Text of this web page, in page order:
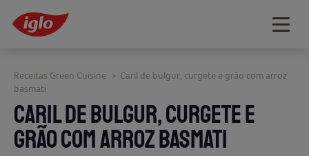
CARIL DE BULGUR, CURGETE E
GRÃO COM ARROZ BASMATI
Receitas Green Cuisine > Caril de bulgur, curgete e grão com arroz
basmati